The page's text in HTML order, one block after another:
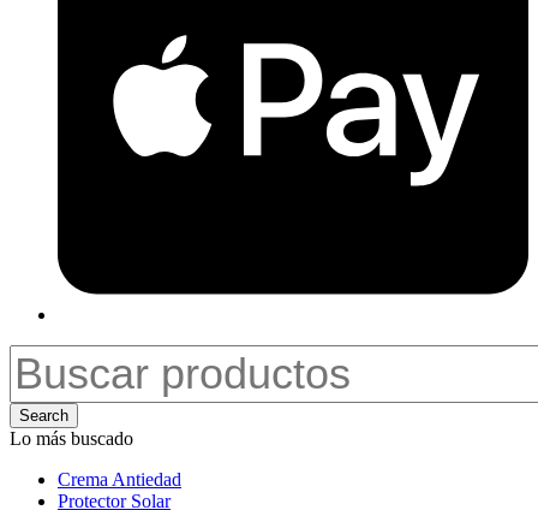
Search
Lo más buscado
Crema Antiedad
Protector Solar